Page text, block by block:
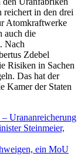
in den drei
Atomkraftwerke
auch die
Nach
Zdebel
Risiken in Sachen
Das hat der
Kamer der Staten
Urananreicherung
Steinmeier,
ein MoU